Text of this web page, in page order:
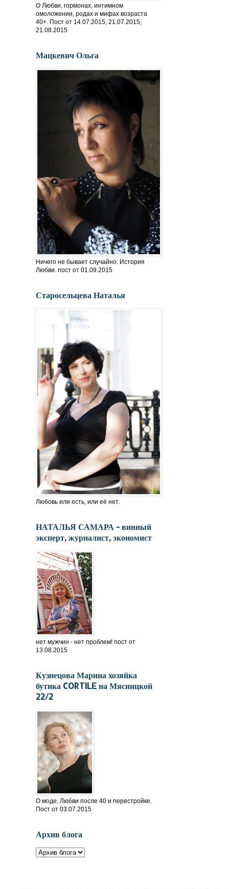
О Любви, гормонах, интимном
омоложении, родах и мифах возраста
40+. Пост от 14.07.2015, 21.07.2015,
21.08.2015
Мацкевич Ольга
Ничего не бывает случайно. История
Любви. пост от 01.09.2015
Старосельцева Наталья
Любовь или есть, или её нет.
НАТАЛЬЯ САМАРА - винный
эксперт, журналист, экономист
нет мужчин - нет проблем! пост от
13.08.2015
Кузнецова Марина хозяйка
бутика CORTILE на Мясницкой
22/2
О моде, Любви после 40 и перестройке.
Пост от 03.07.2015
Архив блога